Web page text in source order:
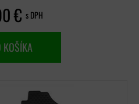
€ s DPH
KOŠÍKA